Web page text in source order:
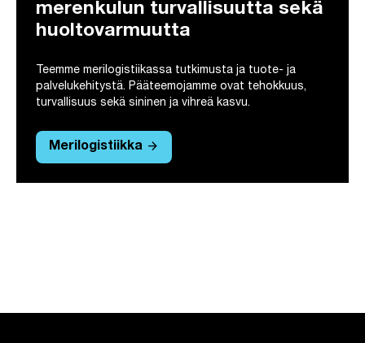
merenkulun turvallisuutta sekä
huoltovarmuutta
Teemme merilogistiikassa tutkimusta ja tuote- ja
palvelukehitystä. Pääteemojamme ovat tehokkuus,
turvallisuus sekä sininen ja vihreä kasvu.
Merilogistiikka arrow_forward